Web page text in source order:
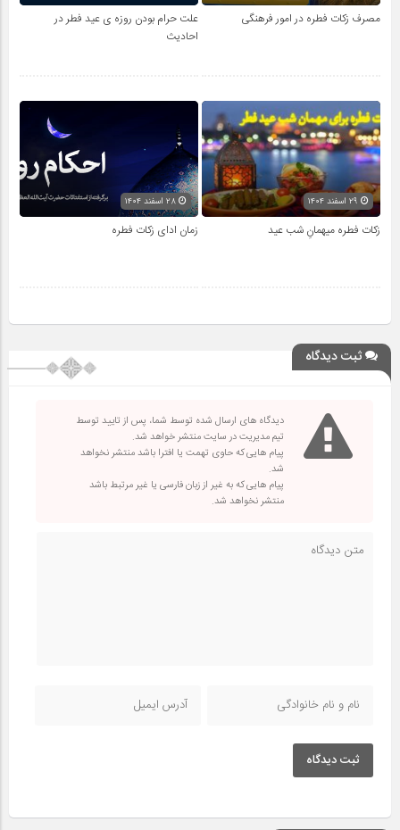
مصرف زکات فطره در امور فرهنگی
علت حرام بودن روزه ی عید فطر در
احادیث
زکات فطره میهمانِ شب عید زمان ادای زکات فطره
ثبت دیدگاه
دیدگاه های ارسال شده توسط شما، پس از تایید توسط
تیم مدیریت در سایت منتشر خواهد شد.
پیام هایی که حاوی تهمت یا افترا باشد منتشر نخواهد
شد.
پیام هایی که به غیر از زبان فارسی یا غیر مرتبط باشد
منتشر نخواهد شد.
ثبت دیدگاه